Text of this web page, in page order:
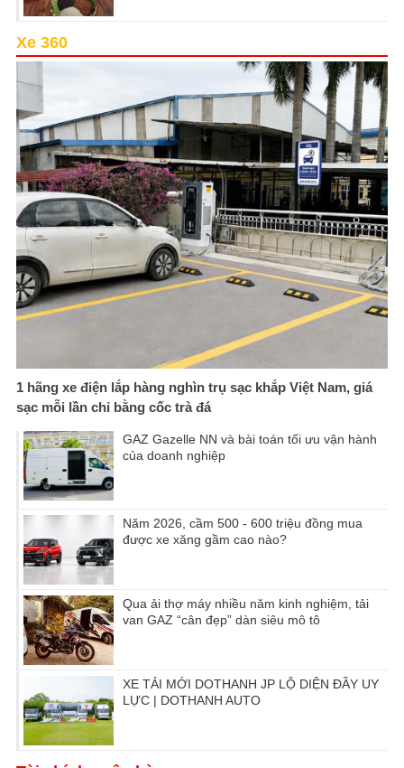
Xe 360
1 hãng xe điện lắp hàng nghìn trụ sạc khắp Việt Nam, giá
sạc mỗi lần chỉ bằng cốc trà đá
GAZ Gazelle NN và bài toán tối ưu vận hành
của doanh nghiệp
Năm 2026, cầm 500 - 600 triệu đồng mua
được xe xăng gầm cao nào?
Qua ải thợ máy nhiều năm kinh nghiệm, tải
van GAZ “cân đẹp” dàn siêu mô tô
XE TẢI MỚI DOTHANH JP LỘ DIỆN ĐẦY UY
LỰC | DOTHANH AUTO